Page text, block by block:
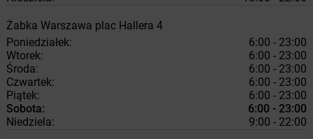
Żabka Warszawa plac Hallera 4
Poniedziałek:
6:00 - 23:00
Wtorek:
6:00 - 23:00
Środa:
6:00 - 23:00
Czwartek:
6:00 - 23:00
Piątek:
6:00 - 23:00
Sobota:
6:00 - 23:00
Niedziela:
9:00 - 22:00